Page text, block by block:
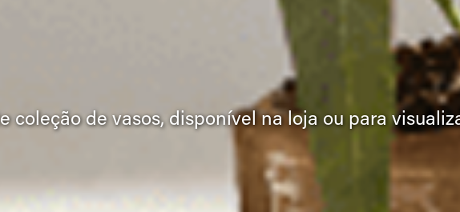
coleção de vasos, disponível na loja ou para